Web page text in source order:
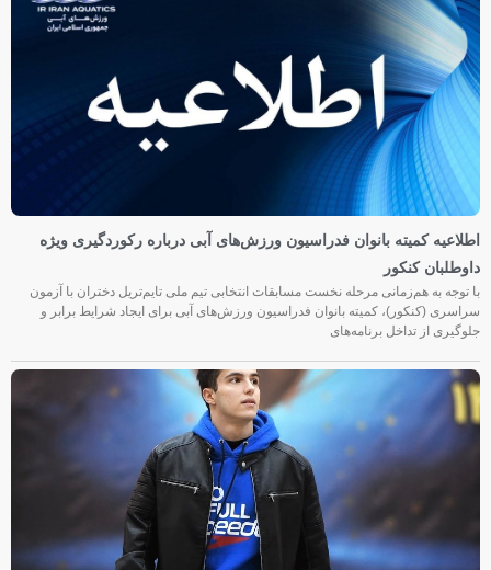
اطلاعیه کمیته بانوان فدراسیون ورزش‌های آبی درباره رکوردگیری ویژه
داوطلبان کنکور
با توجه به هم‌زمانی مرحله نخست مسابقات انتخابی تیم ملی تایم‌تریل دختران با آزمون
سراسری (کنکور)، کمیته بانوان فدراسیون ورزش‌های آبی برای ایجاد شرایط برابر و
جلوگیری از تداخل برنامه‌های